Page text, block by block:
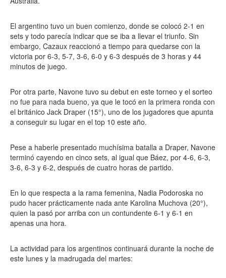
El argentino tuvo un buen comienzo, donde se colocó 2-1 en
sets y todo parecía indicar que se iba a llevar el triunfo. Sin
embargo, Cazaux reaccionó a tiempo para quedarse con la
victoria por 6-3, 5-7, 3-6, 6-0 y 6-3 después de 3 horas y 44
minutos de juego.
Por otra parte, Navone tuvo su debut en este torneo y el sorteo
no fue para nada bueno, ya que le tocó en la primera ronda con
el británico Jack Draper (15°), uno de los jugadores que apunta
a conseguir su lugar en el top 10 este año.
Pese a haberle presentado muchísima batalla a Draper, Navone
terminó cayendo en cinco sets, al igual que Báez, por 4-6, 6-3,
3-6, 6-3 y 6-2, después de cuatro horas de partido.
En lo que respecta a la rama femenina, Nadia Podoroska no
pudo hacer prácticamente nada ante Karolina Muchova (20°),
quien la pasó por arriba con un contundente 6-1 y 6-1 en
apenas una hora.
La actividad para los argentinos continuará durante la noche de
este lunes y la madrugada del martes: